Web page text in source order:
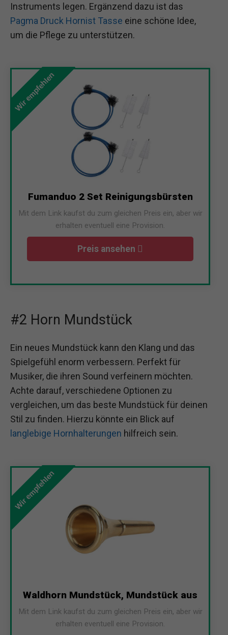
Instruments legen. Ergänzend dazu ist das
Pagma Druck Hornist Tasse eine schöne Idee,
um die Pflege zu unterstützen.
Wir empfehlen
Fumanduo 2 Set Reinigungsbürsten
Mit dem Link kaufst du zum gleichen Preis ein, aber wir
erhalten eventuell eine Provision.
Preis ansehen
#2 Horn Mundstück
Ein neues Mundstück kann den Klang und das
Spielgefühl enorm verbessern. Perfekt für
Musiker, die ihren Sound verfeinern möchten.
Achte darauf, verschiedene Optionen zu
vergleichen, um das beste Mundstück für deinen
Stil zu finden. Hierzu könnte ein Blick auf
langlebige Hornhalterungen hilfreich sein.
Wir empfehlen
Waldhorn Mundstück, Mundstück aus
Mit dem Link kaufst du zum gleichen Preis ein, aber wir
erhalten eventuell eine Provision.